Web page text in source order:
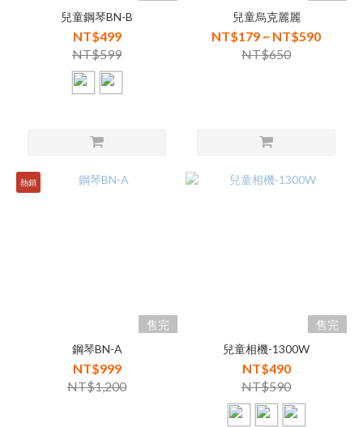
兒童鋼琴BN-B
NT$499
NT$599
兒童烏克麗麗
NT$179 ~ NT$590
NT$650
熱銷
售完
鋼琴BN-A
NT$999
NT$1,200
售完
兒童相機-1300W
NT$490
NT$590